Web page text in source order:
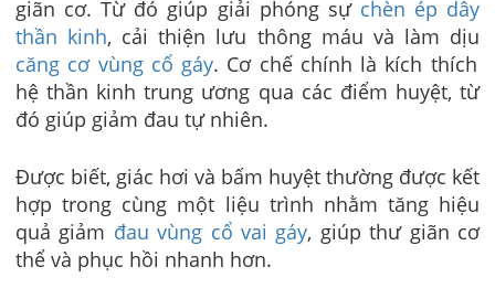
giãn cơ. Từ đó giúp giải phóng sự chèn ép dây
thần kinh, cải thiện lưu thông máu và làm dịu
căng cơ vùng cổ gáy. Cơ chế chính là kích thích
hệ thần kinh trung ương qua các điểm huyệt, từ
đó giúp giảm đau tự nhiên.
Được biết, giác hơi và bấm huyệt thường được kết
hợp trong cùng một liệu trình nhằm tăng hiệu
quả giảm đau vùng cổ vai gáy, giúp thư giãn cơ
thể và phục hồi nhanh hơn.